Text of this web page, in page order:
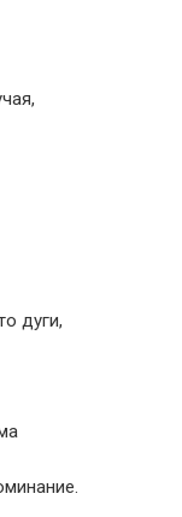
дуги,